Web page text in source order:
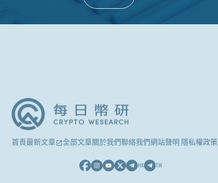
首頁最新文章 全部文章關於我們聯絡我們網站聲明 隱私權政策
HK TW